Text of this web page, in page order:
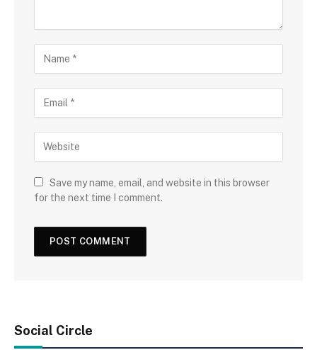
Save my name, email, and website in this browser
for the next time I comment.
Social Circle